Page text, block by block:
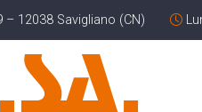
– 12038 Savigliano (CN)